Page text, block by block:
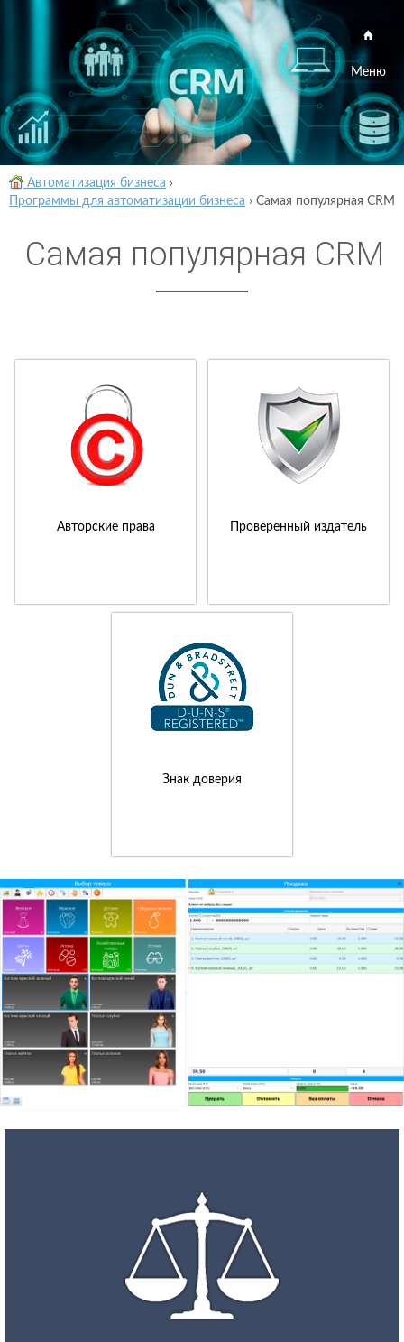
Меню
Автоматизация бизнеса ›
Программы для автоматизации бизнеса › Самая популярная CRM
Самая популярная CRM
Авторские права Проверенный издатель
Знак доверия